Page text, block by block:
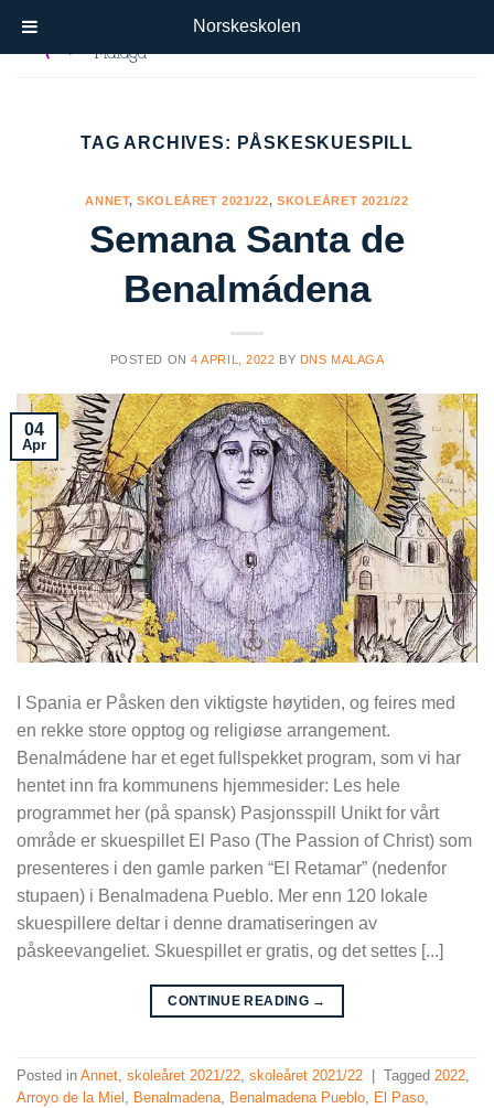
TAG ARCHIVES: PÅSKESKUESPILL
ANNET,SKOLEÅRET 2021/22,SKOLEÅRET 2021/22
Semana Santa de
Benalmádena
POSTED ON4 APRIL, 2022 BY DNS MALAGA
04
Apr
I Spania er Påsken den viktigste høytiden, og feires med
en rekke store opptog og religiøse arrangement.
Benalmádene har et eget fullspekket program, som vi har
hentet inn fra kommunens hjemmesider: Les hele
programmet her (på spansk) Pasjonsspill Unikt for vårt
område er skuespillet El Paso (The Passion of Christ) som
presenteres i den gamle parken “El Retamar” (nedenfor
stupaen) i Benalmadena Pueblo. Mer enn 120 lokale
skuespillere deltar i denne dramatiseringen av
påskeevangeliet. Skuespillet er gratis, og det settes [...]
CONTINUE READING →
Posted in Annet, skoleåret 2021/22, skoleåret 2021/22 Tagged 2022,
Arroyo de la Miel , Benalmadena, Benalmadena Pueblo, El Paso,
Norskeskolen